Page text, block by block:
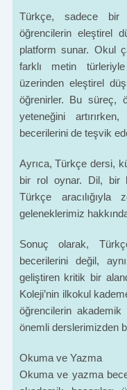
Türkçe, sadece bir
öğrencilerin eleştirel
platform sunar. Okul
farklı metin
üzerinden eleştirel
öğrenirler. Bu süreç,
yeteneğini
becerilerini de teşvik
Ayrıca, Türkçe dersi,
bir rol oynar. Dil, bir
Türkçe aracılığıyla
geleneklerimiz
Sonuç olarak,
becerilerini değil,
geliştiren kritik bir
Koleji’nin ilkokul
öğrencilerin
önemli derslerimizden
Okuma ve Yazma
Okuma ve yazma